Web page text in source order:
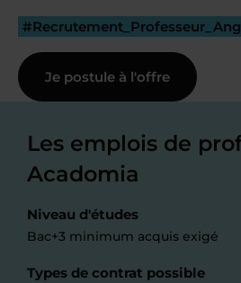
Je postule à l'offre
Les emplois de
Acadomia
Niveau d'études
Bac+3 minimum acquis exigé
Types de contrat possible